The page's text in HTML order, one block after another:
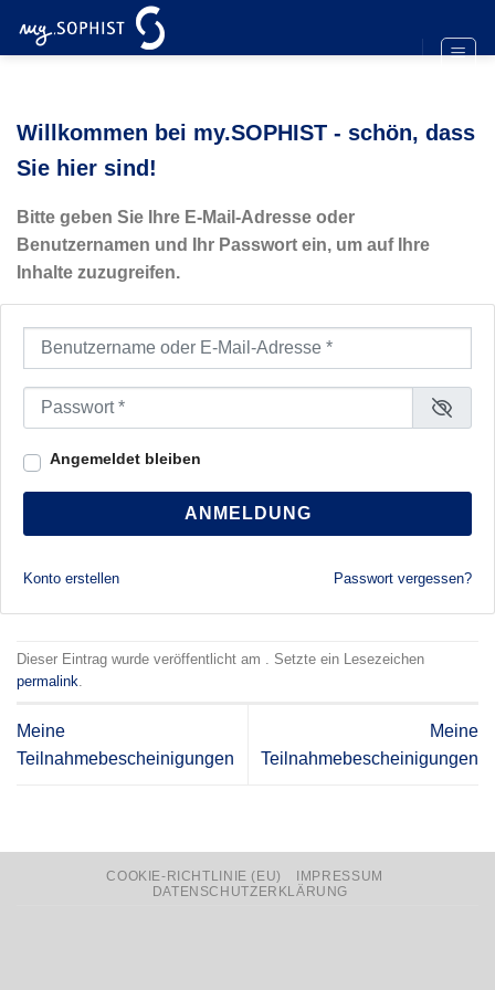
Inhalt
Willkommen bei my.SOPHIST - schön, dass
Sie hier sind!
Bitte geben Sie Ihre E-Mail-Adresse oder
Benutzernamen und Ihr Passwort ein, um auf Ihre
Inhalte zuzugreifen.
Benutzername oder E-Mail-Adresse
Passwort
Angemeldet bleiben
ANMELDUNG
Konto erstellen Passwort vergessen?
Dieser Eintrag wurde veröffentlicht am . Setzte ein Lesezeichen
permalink.
Meine
Teilnahmebescheinigungen
Meine
Teilnahmebescheinigungen
COOKIE-RICHTLINIE (EU)
IMPRESSUM
DATENSCHUTZERKLÄRUNG